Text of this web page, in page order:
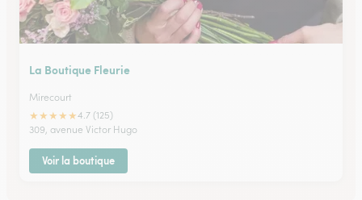
La Boutique Fleurie
Mirecourt
★★★★★4.7 (125)
309, avenue Victor Hugo
Voir la boutique